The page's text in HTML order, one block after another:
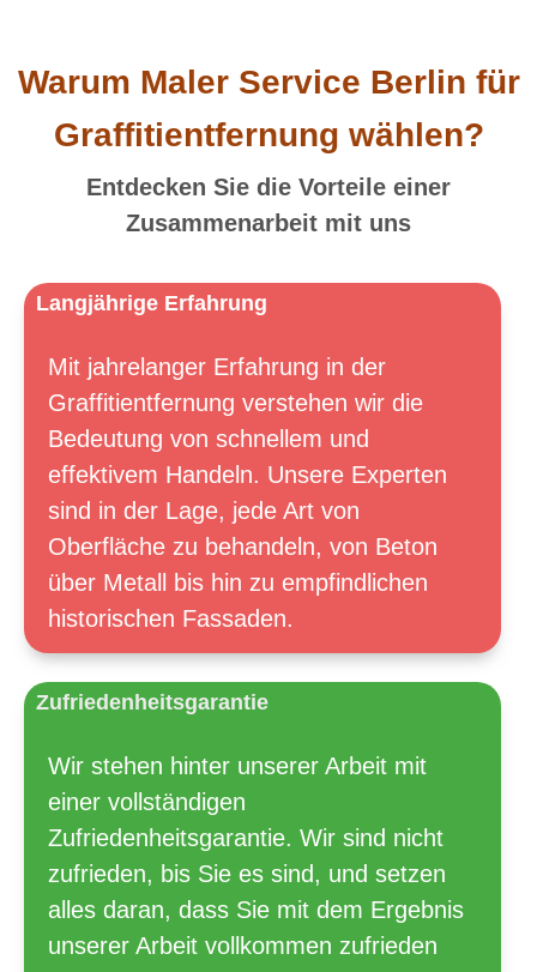
Warum Maler Service Berlin für
Graffitientfernung wählen?
Entdecken Sie die Vorteile einer
Zusammenarbeit mit uns
Langjährige Erfahrung
Mit jahrelanger Erfahrung in der
Graffitientfernung verstehen wir die
Bedeutung von schnellem und
effektivem Handeln. Unsere Experten
sind in der Lage, jede Art von
Oberfläche zu behandeln, von Beton
über Metall bis hin zu empfindlichen
historischen Fassaden.
Zufriedenheitsgarantie
Wir stehen hinter unserer Arbeit mit
einer vollständigen
Zufriedenheitsgarantie. Wir sind nicht
zufrieden, bis Sie es sind, und setzen
alles daran, dass Sie mit dem Ergebnis
unserer Arbeit vollkommen zufrieden